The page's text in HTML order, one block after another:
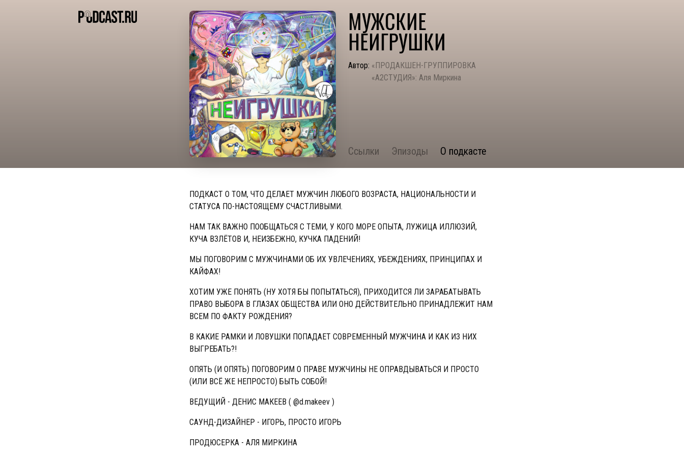
МУЖСКИЕ
НЕИГРУШКИ
Автор: «ПРОДАКШЕН-ГРУППИРОВКА
«А2СТУДИЯ»: Аля Миркина
Ссылки Эпизоды О подкасте
ПОДКАСТ О ТОМ, ЧТО ДЕЛАЕТ МУЖЧИН ЛЮБОГО ВОЗРАСТА, НАЦИОНАЛЬНОСТИ И
СТАТУСА ПО-НАСТОЯЩЕМУ СЧАСТЛИВЫМИ.
НАМ ТАК ВАЖНО ПООБЩАТЬСЯ С ТЕМИ, У КОГО МОРЕ ОПЫТА, ЛУЖИЦА ИЛЛЮЗИЙ,
КУЧА ВЗЛЁТОВ И, НЕИЗБЕЖНО, КУЧКА ПАДЕНИЙ!
МЫ ПОГОВОРИМ С МУЖЧИНАМИ ОБ ИХ УВЛЕЧЕНИЯХ, УБЕЖДЕНИЯХ, ПРИНЦИПАХ И
КАЙФАХ!
ХОТИМ УЖЕ ПОНЯТЬ (НУ ХОТЯ БЫ ПОПЫТАТЬСЯ), ПРИХОДИТСЯ ЛИ ЗАРАБАТЫВАТЬ
ПРАВО ВЫБОРА В ГЛАЗАХ ОБЩЕСТВА ИЛИ ОНО ДЕЙСТВИТЕЛЬНО ПРИНАДЛЕЖИТ НАМ
ВСЕМ ПО ФАКТУ РОЖДЕНИЯ?
В КАКИЕ РАМКИ И ЛОВУШКИ ПОПАДАЕТ СОВРЕМЕННЫЙ МУЖЧИНА И КАК ИЗ НИХ
ВЫГРЕБАТЬ?!
ОПЯТЬ (И ОПЯТЬ) ПОГОВОРИМ О ПРАВЕ МУЖЧИНЫ НЕ ОПРАВДЫВАТЬСЯ И ПРОСТО
(ИЛИ ВСЁ ЖЕ НЕПРОСТО) БЫТЬ СОБОЙ!
ВЕДУЩИЙ - ДЕНИС МАКЕЕВ ( @d.makeev )
САУНД-ДИЗАЙНЕР - ИГОРЬ, ПРОСТО ИГОРЬ
ПРОДЮСЕРКА - АЛЯ МИРКИНА